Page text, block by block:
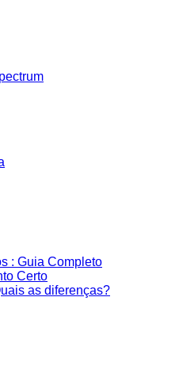
: Guia Completo
Certo
as diferenças?